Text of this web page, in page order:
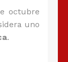
octubre
uno
.